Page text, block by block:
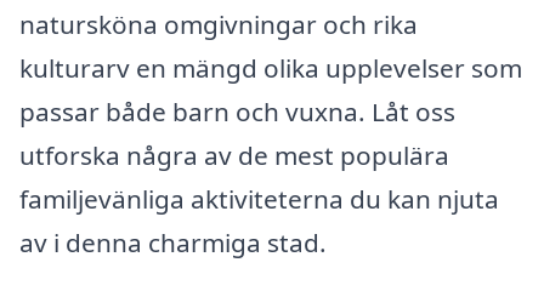
natursköna omgivningar och rika
kulturarv en mängd olika upplevelser som
passar både barn och vuxna. Låt oss
utforska några av de mest populära
familjevänliga aktiviteterna du kan njuta
av i denna charmiga stad.